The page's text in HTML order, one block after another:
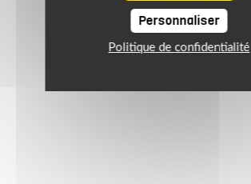
Personnaliser
Politique de confidentialité